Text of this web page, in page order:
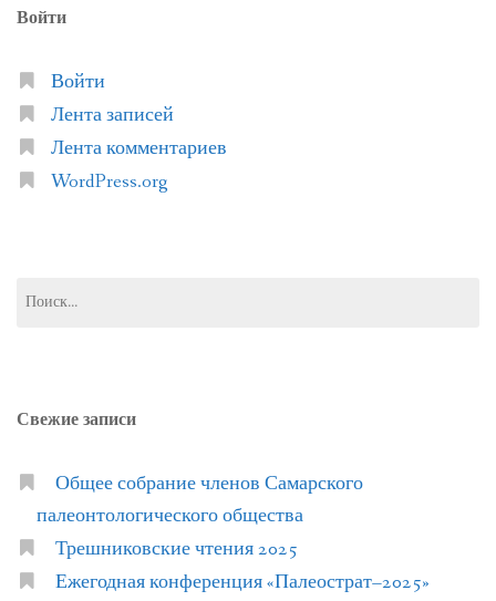
Войти
Войти
Лента записей
Лента комментариев
WordPress.org
Свежие записи
Общее собрание членов Самарского
палеонтологического общества
Трешниковские чтения 2025
Ежегодная конференция «Палеострат–2025»